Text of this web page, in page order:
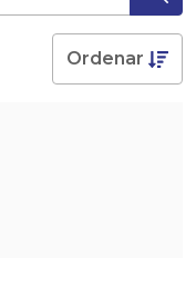
Ordenar